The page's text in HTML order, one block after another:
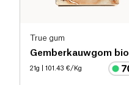
True gum
Gemberkauwgom bio
21g | 101.43 €/Kg